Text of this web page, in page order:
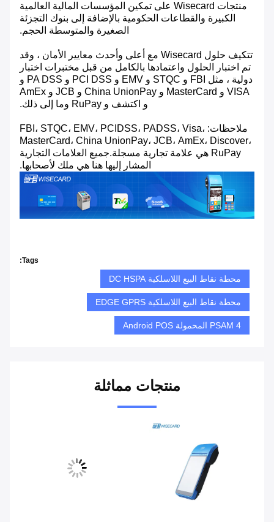
منتجات Wisecard على تمكين المؤسسات المالية العالمية
الكبيرة والقطاعات الحكومية بالإضافة إلى بنوك التجزئة
الصغيرة والمتوسطة الحجم.
تتكيف حلول Wisecard مع أعلى وأحدث معايير الأمان ، وقد
تم اختبار الحلول واعتمادها بالكامل من قبل مختبرات اختبار
دولية ، مثل FBI و STQC و EMV و PCI DSS و PA DSS و
VISA و MasterCard و China UnionPay و JCB و AmEx
و اكتشف و RuPay وما إلى ذلك.
ملاحظات: FBI، STQC، EMV، PCIDSS، PADSS، Visa،
MasterCard، China UnionPay، JCB، AmEx، Discover،
RuPay هي علامة تجارية مسجلة.جميع العلامات التجارية
المشار إليها هنا هي ملك لأصحابها.
Tags:
محطة نقاط البيع اللاسلكية DC HSPA
محطة نقاط البيع اللاسلكية EDGE GPRS
4 PSAM المحمولة Android POS
منتجات مماثلة